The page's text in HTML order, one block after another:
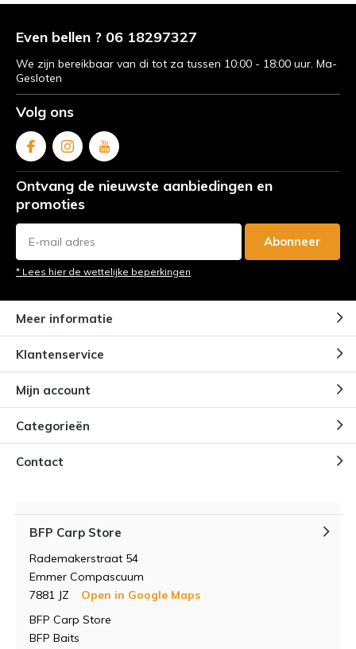
Even bellen ? 06 18297327
We zijn bereikbaar van di tot za tussen 10:00 - 18:00 uur. Ma-
Gesloten
Volg ons
Ontvang de nieuwste aanbiedingen en
promoties
Abonneer
* Lees hier de wettelijke beperkingen
Meer informatie
Klantenservice
Mijn account
Categorieën
Contact
BFP Carp Store
Rademakerstraat 54
Emmer Compascuum
7881 JZ
Open in Google Maps
BFP Carp Store
BFP Baits